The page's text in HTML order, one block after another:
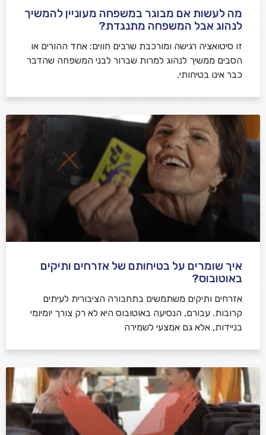
מה לעשות אם מבוגר במשפחה מעוניין להמשיך
לנהוג אבל המשפחה מתנגדת?
זו סיטואציה רגישה ומורכבת שרבים חווים: אחד ההורים או
הסבים ממשיך לנהוג למרות שברור לבני המשפחה שהדבר
כבר אינו בטיחותי.
איך שומרים על בטיחותם של אזרחים ותיקים
באוטובוס?
אזרחים ותיקים משתמשים בתחבורה הציבורית לעיתים
קרובות. עבורם, הנסיעה באוטובוס היא לא רק צורך יומיומי
בניידות, אלא גם אמצעי לשמירה